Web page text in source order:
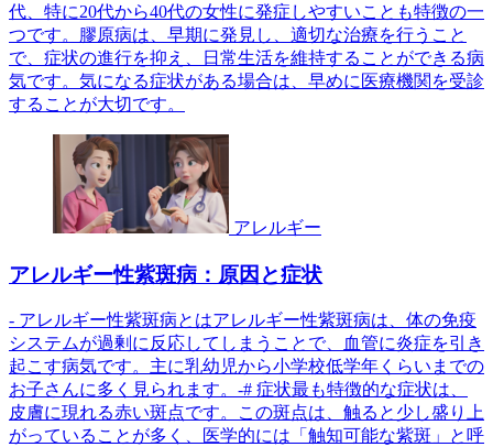
代、特に20代から40代の女性に発症しやすいことも特徴の一
つです。膠原病は、早期に発見し、適切な治療を行うこと
で、症状の進行を抑え、日常生活を維持することができる病
気です。気になる症状がある場合は、早めに医療機関を受診
することが大切です。
アレルギー
アレルギー性紫斑病：原因と症状
- アレルギー性紫斑病とはアレルギー性紫斑病は、体の免疫
システムが過剰に反応してしまうことで、血管に炎症を引き
起こす病気です。主に乳幼児から小学校低学年くらいまでの
お子さんに多く見られます。-# 症状最も特徴的な症状は、
皮膚に現れる赤い斑点です。この斑点は、触ると少し盛り上
がっていることが多く、医学的には「触知可能な紫斑」と呼